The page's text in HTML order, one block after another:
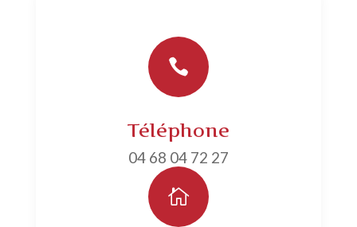

Téléphone
04 68 04 72 27
